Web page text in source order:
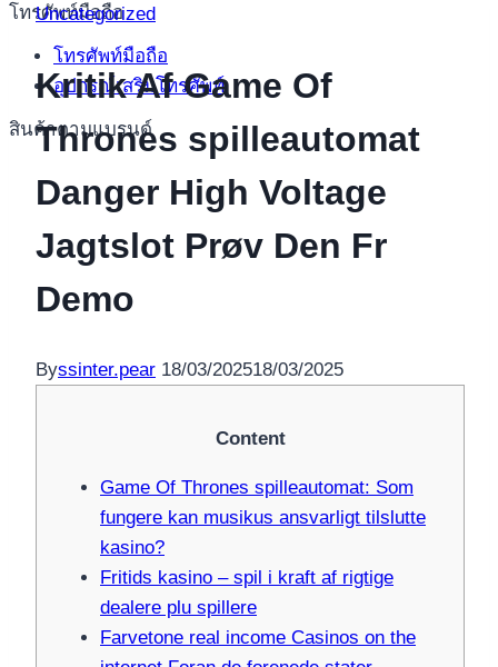
โทรศัพท์มือถือ
โทรศัพท์มือถือ
อุปกรณ์เสริมโทรศัพท์
สินค้าตามแบรนด์
Uncategorized
Kritik Af Game Of
Thrones spilleautomat
Danger High Voltage
Jagtslot Prøv Den Fr
Demo
Byssinter.pear 18/03/202518/03/2025
Content
Game Of Thrones spilleautomat: Som
fungere kan musikus ansvarligt tilslutte
kasino?
Fritids kasino – spil i kraft af rigtige
dealere plu spillere
Farvetone real income Casinos on the